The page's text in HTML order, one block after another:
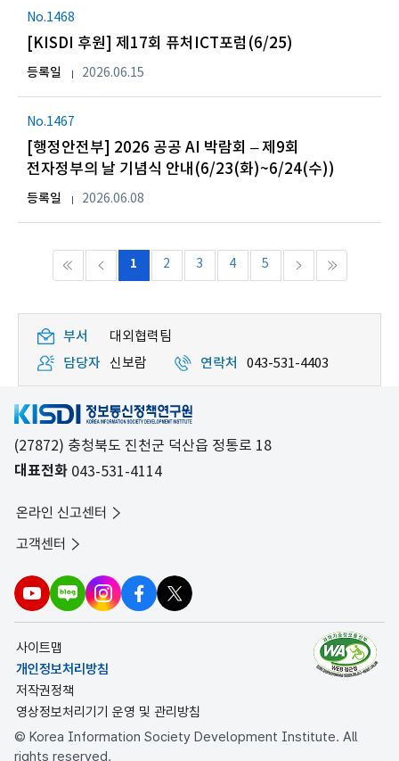
No.1468
[KISDI 후원] 제17회 퓨처ICT포럼(6/25)
등록일 2026.06.15
No.1467
[행정안전부] 2026 공공 AI 박람회 – 제9회
전자정부의 날 기념식 안내(6/23(화)~6/24(수))
등록일 2026.06.08
1 2 3 4 5
부서
대외협력팀
담당자 신보람 연락처 043-531-4403
(27872) 충청북도 진천군 덕산읍 정통로 18
대표전화 043-531-4114
온라인 신고센터
고객센터
사이트맵
개인정보처리방침
저작권정책
영상정보처리기기 운영 및 관리방침
© Korea Information Society Development Institute. All
rights reserved.